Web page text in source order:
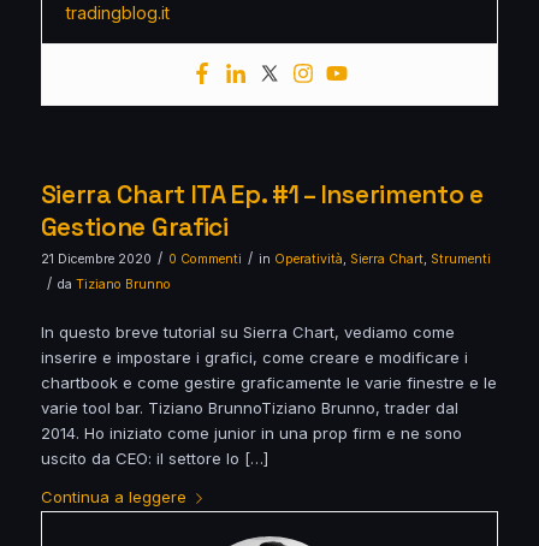
tradingblog.it
Sierra Chart ITA Ep. #1 – Inserimento e
Gestione Grafici
21 Dicembre 2020 / 0 Commenti / in Operatività, Sierra Chart, Strumenti
/ da Tiziano Brunno
In questo breve tutorial su Sierra Chart, vediamo come
inserire e impostare i grafici, come creare e modificare i
chartbook e come gestire graficamente le varie finestre e le
varie tool bar. Tiziano BrunnoTiziano Brunno, trader dal
2014. Ho iniziato come junior in una prop firm e ne sono
uscito da CEO: il settore lo […]
Continua a leggere